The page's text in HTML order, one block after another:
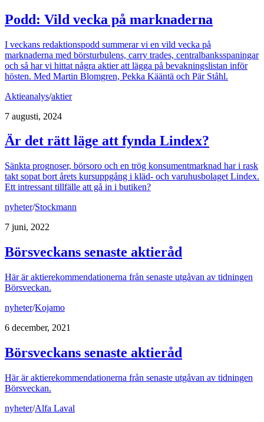
Podd: Vild vecka på marknaderna
I veckans redaktionspodd summerar vi en vild vecka på
marknaderna med börsturbulens, carry trades, centralbanksspaningar
och så har vi hittat några aktier att lägga på bevakningslistan inför
hösten. Med Martin Blomgren, Pekka Kääntä och Pär Ståhl.
Aktieanalys/aktier
7 augusti, 2024
Är det rätt läge att fynda Lindex?
Sänkta prognoser, börsoro och en trög konsumentmarknad har i rask
takt sopat bort årets kursuppgång i kläd- och varuhusbolaget Lindex.
Ett intressant tillfälle att gå in i butiken?
nyheter/Stockmann
7 juni, 2022
Börsveckans senaste aktieråd
Här är aktierekommendationerna från senaste utgåvan av tidningen
Börsveckan.
nyheter/Kojamo
6 december, 2021
Börsveckans senaste aktieråd
Här är aktierekommendationerna från senaste utgåvan av tidningen
Börsveckan.
nyheter/Alfa Laval